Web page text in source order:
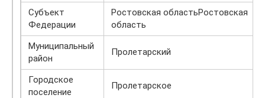
Субъект
Федерации
Ростовская областьРостовская
область
Муниципальный
район
Пролетарский
Городское
поселение
Пролетарское